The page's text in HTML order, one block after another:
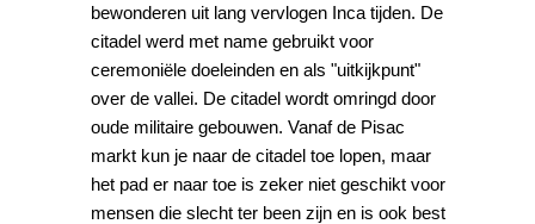
bewonderen uit lang vervlogen Inca tijden. De
citadel werd met name gebruikt voor
ceremoniële doeleinden en als "uitkijkpunt"
over de vallei. De citadel wordt omringd door
oude militaire gebouwen. Vanaf de Pisac
markt kun je naar de citadel toe lopen, maar
het pad er naar toe is zeker niet geschikt voor
mensen die slecht ter been zijn en is ook best